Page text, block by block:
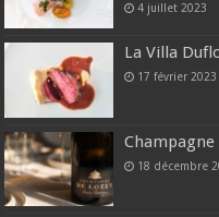
4 juillet 2023
La Villa
17 février 2023
Champagne
18 décembre